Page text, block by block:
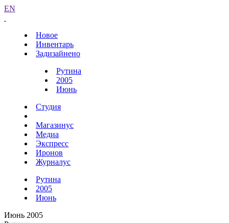
EN
Новое
Инвентарь
Задизайнено
Рутина
2005
Июнь
Студия
Магазинус
Медиа
Экспресс
Иронов
Журналус
Рутина
2005
Июнь
Июнь 2005